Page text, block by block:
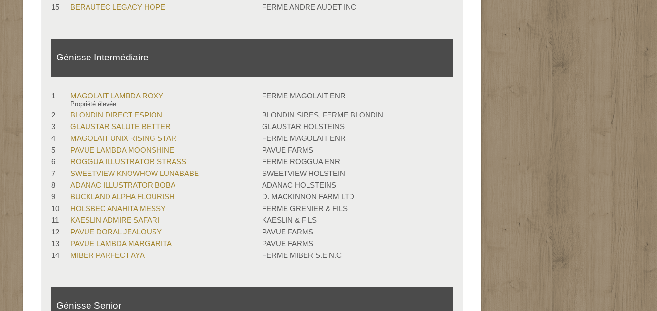
15
BERAUTEC LEGACY HOPE FERME ANDRE AUDET INC
Génisse Intermédiaire
1 MAGOLAIT LAMBDA ROXY
Propriété élevée
FERME MAGOLAIT ENR
2 BLONDIN DIRECT ESPION
BLONDIN SIRES, FERME BLONDIN
3
GLAUSTAR SALUTE BETTER
GLAUSTAR HOLSTEINS
4
MAGOLAIT UNIX RISING STAR
FERME MAGOLAIT ENR
5
PAVUE LAMBDA MOONSHINE
PAVUE FARMS
6
ROGGUA ILLUSTRATOR STRASS
FERME ROGGUA ENR
7
SWEETVIEW KNOWHOW LUNABABE
SWEETVIEW HOLSTEIN
8
ADANAC ILLUSTRATOR BOBA
ADANAC HOLSTEINS
9
BUCKLAND ALPHA FLOURISH
D. MACKINNON FARM LTD
10
HOLSBEC ANAHITA MESSY
FERME GRENIER & FILS
11
KAESLIN ADMIRE SAFARI
KAESLIN & FILS
12
PAVUE DORAL JEALOUSY
PAVUE FARMS
13
PAVUE LAMBDA MARGARITA
PAVUE FARMS
14
MIBER PARFECT AYA FERME MIBER S.E.N.C
Génisse Senior